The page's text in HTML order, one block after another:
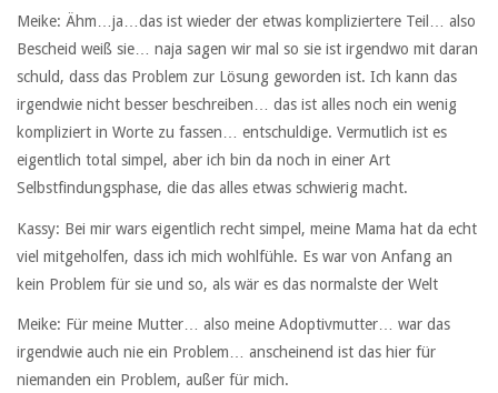
Meike: Ähm…ja…das ist wieder der etwas kompliziertere Teil… also
Bescheid weiß sie… naja sagen wir mal so sie ist irgendwo mit daran
schuld, dass das Problem zur Lösung geworden ist. Ich kann das
irgendwie nicht besser beschreiben… das ist alles noch ein wenig
kompliziert in Worte zu fassen… entschuldige. Vermutlich ist es
eigentlich total simpel, aber ich bin da noch in einer Art
Selbstfindungsphase, die das alles etwas schwierig macht.
Kassy: Bei mir wars eigentlich recht simpel, meine Mama hat da echt
viel mitgeholfen, dass ich mich wohlfühle. Es war von Anfang an
kein Problem für sie und so, als wär es das normalste der Welt
Meike: Für meine Mutter… also meine Adoptivmutter… war das
irgendwie auch nie ein Problem… anscheinend ist das hier für
niemanden ein Problem, außer für mich.